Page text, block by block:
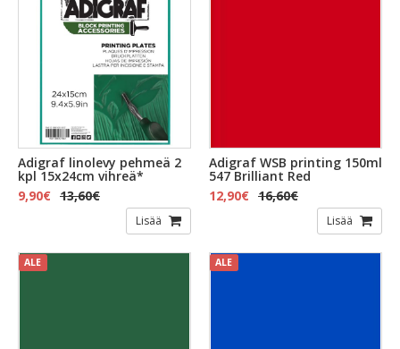
Adigraf linolevy pehmeä 2
kpl 15x24cm vihreä*
9,90€ 13,60€
Lisää
Adigraf WSB printing 150ml
547 Brilliant Red
12,90€ 16,60€
Lisää
ALE ALE